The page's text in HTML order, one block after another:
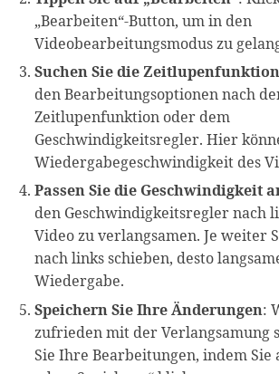
„Bearbeiten“-Button, um in den
Videobearbeitungsmodus zu
Suchen Sie die Zeitlupenfunktion
den Bearbeitungsoptionen nach
Zeitlupenfunktion oder dem
Geschwindigkeitsregler. Hier
Wiedergabegeschwindigkeit des
Passen Sie die Geschwindigkeit
den Geschwindigkeitsregler nach
Video zu verlangsamen. Je weiter
nach links schieben, desto
Wiedergabe.
Speichern Sie Ihre Änderungen:
zufrieden mit der Verlangsamung
Sie Ihre Bearbeitungen, indem Sie